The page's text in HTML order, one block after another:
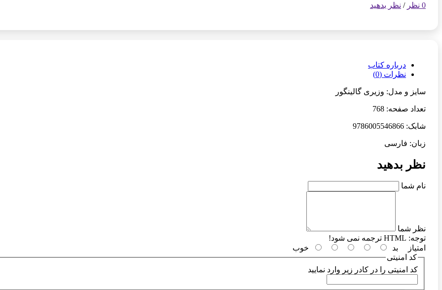
0 نظر / نظر بدهید
درباره کتاب
نظرات (0)
سایز و مدل: وزیری گالینگور
تعداد صفحه: 768
شابک: 9786005546866
زبان: فارسی
نظر بدهید
نام شما
نظر شما
توجه:
امتیاز
بد
خوب
کد امنیتی
کد امنیتی را در کادر زیر وارد نمایید